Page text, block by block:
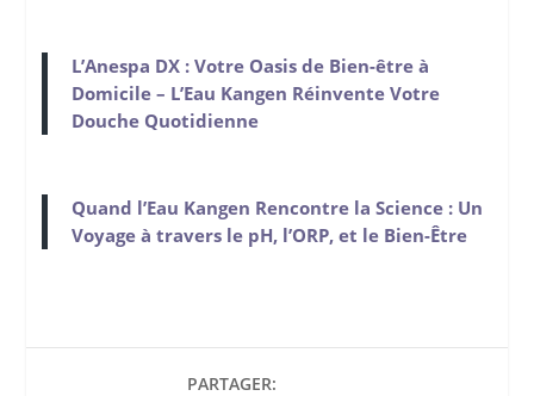
L’Anespa DX : Votre Oasis de Bien-être à
Domicile – L’Eau Kangen Réinvente Votre
Douche Quotidienne
Quand l’Eau Kangen Rencontre la Science : Un
Voyage à travers le pH, l’ORP, et le Bien-Être
PARTAGER: